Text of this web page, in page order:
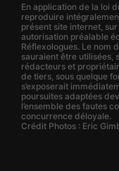
En application de la loi
reproduire
présent site internet,
autorisation préalable
Réflexologues. Le nom
sauraient être utilisées,
rédacteurs et
de tiers, sous quelque
s’exposerait
poursuites adaptées
l’ensemble des fautes
concurrence déloyale.
Crédit Photos : Eric